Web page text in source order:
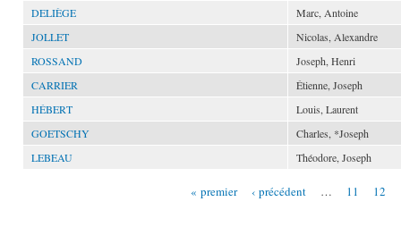
DELIÈGE
Marc, Antoine
JOLLET
Nicolas, Alexandre
ROSSAND
Joseph, Henri
CARRIER
Étienne, Joseph
HÉBERT
Louis, Laurent
GOETSCHY
Charles, *Joseph
LEBEAU
Théodore, Joseph
« premier ‹ précédent … 11 12